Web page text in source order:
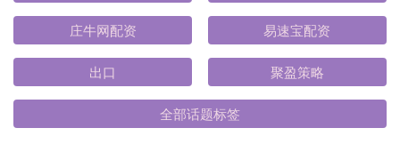
庄牛网配资 易速宝配资
出口 聚盈策略
全部话题标签